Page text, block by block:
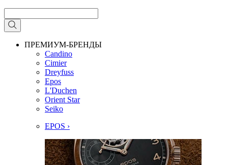
ПРЕМИУМ-БРЕНДЫ
Candino
Cimier
Dreyfuss
Epos
L'Duchen
Orient Star
Seiko
EPOS ›